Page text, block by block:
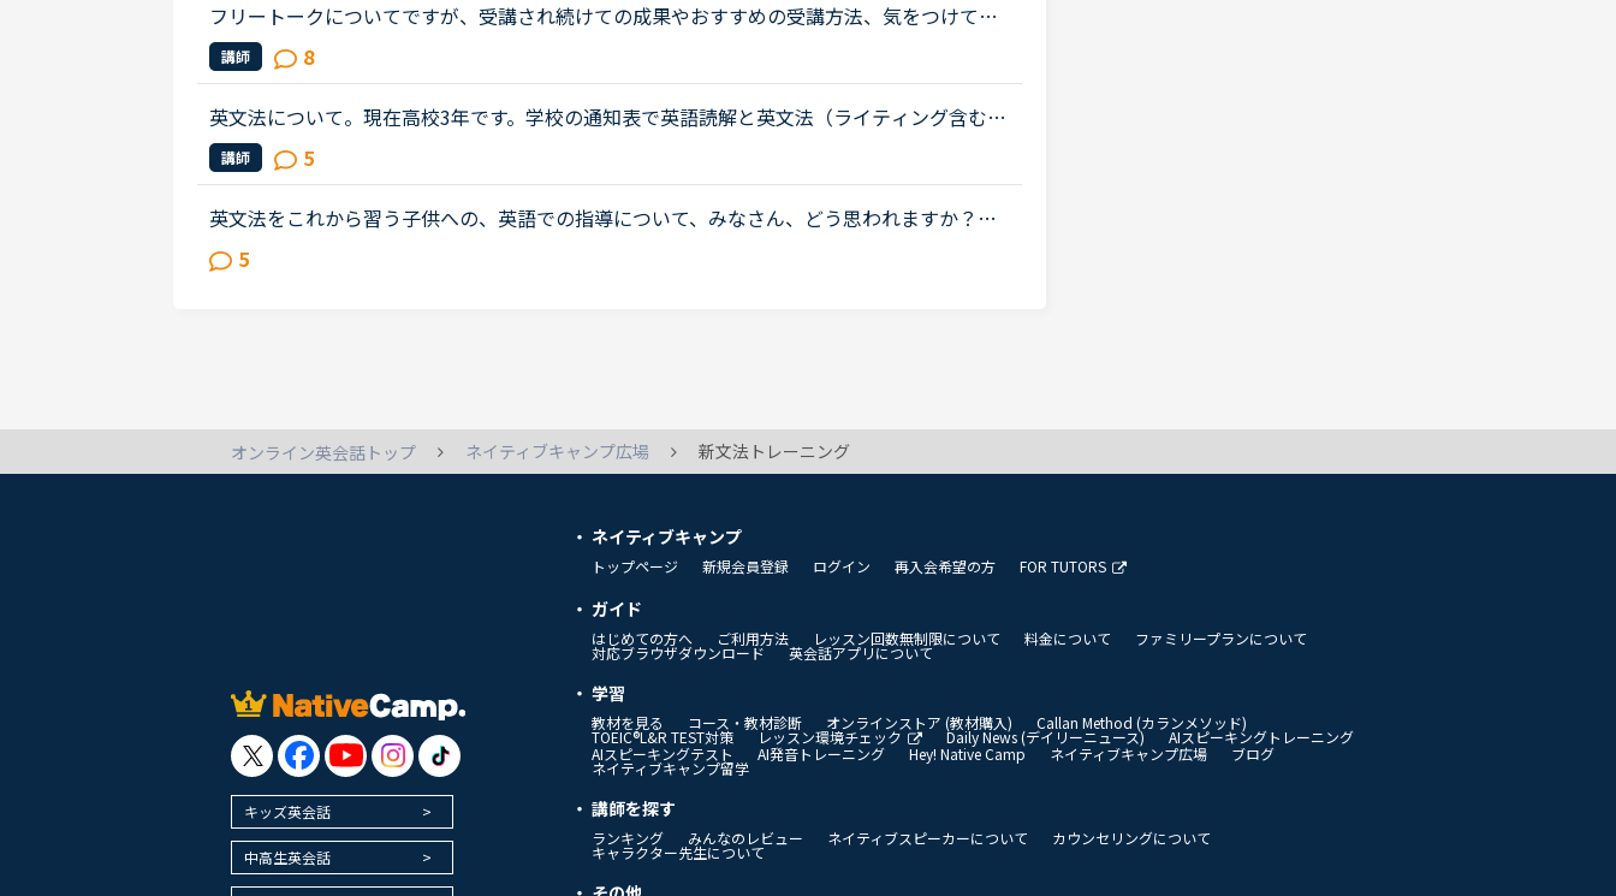
フリートークについてですが、受講され続けての成果やおすすめの受講方法、気をつけてい
ることあれば教えていただけないでしょうか。これからはアウトプットも鍛えたいので、フ
リートークを受講する機会を増やし...
講師 8
英文法について。現在高校3年です。学校の通知表で英語読解と英文法（ライティング含む）
の授業があるのですが、10段階評価でいつも読解が10、文法が7のようにどうしてものびな
いんです。文法の教材としてはスク...
講師 5
英文法をこれから習う子供への、英語での指導について、みなさん、どう思われますか？私
は、説明そのものを英語で行うのは、少なくとも中学校の文法の範囲が一通り終わらない
と、なかなか厳しいのではないかと思...
5
オンライン英会話トップ ネイティブキャンプ広場 新文法トレーニング
キッズ英会話
中高生英会話
ネイティブキャンプ
トップページ 新規会員登録 ログイン 再入会希望の方 FOR TUTORS
ガイド
はじめての方へ ご利用方法 レッスン回数無制限について 料金について ファミリープランについて
対応ブラウザダウンロード 英会話アプリについて
学習
教材を見る コース・教材診断 オンラインストア (教材購入) Callan Method (カランメソッド)
TOEIC®L&R TEST対策 レッスン環境チェック Daily News (デイリーニュース)
AIスピーキングトレーニング
AIスピーキングテスト
AI発音トレーニング Hey! Native Camp ネイティブキャンプ広場 ブログ
ネイティブキャンプ留学
講師を探す
ランキング みんなのレビュー ネイティブスピーカーについて カウンセリングについて
キャラクター先生について